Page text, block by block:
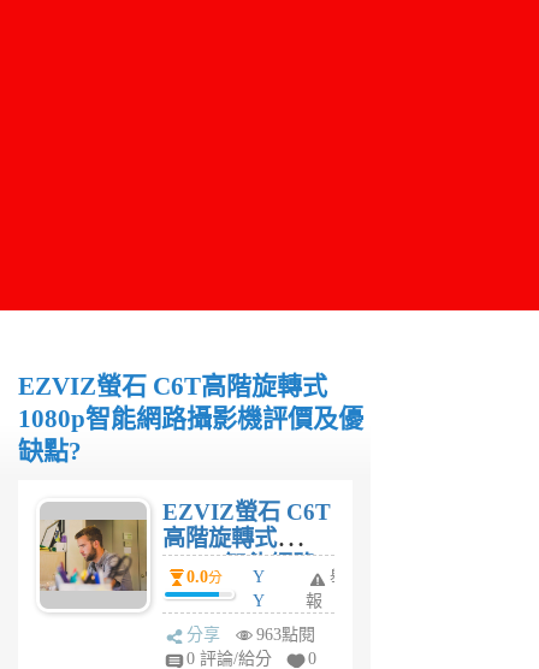
EZVIZ螢石 C6T高階旋轉式
1080p智能網路攝影機評價及優
缺點?
EZVIZ螢石 C6T
高階旋轉式
1080p智能網路
攝影機評價及優
缺點?
0.0分
Y
Y
6
年
舉
報
分享
963點閱
0 評論/給分
0